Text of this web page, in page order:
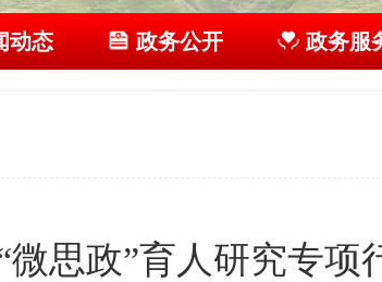
动态 政务公开 政务服
思政”育人研究专项